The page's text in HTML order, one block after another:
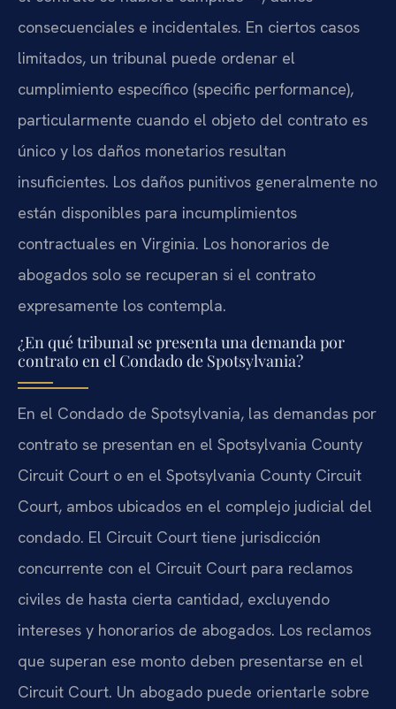
consecuenciales e incidentales. En ciertos casos
limitados, un tribunal puede ordenar el
cumplimiento específico (specific performance),
particularmente cuando el objeto del contrato es
único y los daños monetarios resultan
insuficientes. Los daños punitivos generalmente no
están disponibles para incumplimientos
contractuales en Virginia. Los honorarios de
abogados solo se recuperan si el contrato
expresamente los contempla.
¿En qué tribunal se presenta una demanda por
contrato en el Condado de Spotsylvania?
En el Condado de Spotsylvania, las demandas por
contrato se presentan en el Spotsylvania County
Circuit Court o en el Spotsylvania County Circuit
Court, ambos ubicados en el complejo judicial del
condado. El Circuit Court tiene jurisdicción
concurrente con el Circuit Court para reclamos
civiles de hasta cierta cantidad, excluyendo
intereses y honorarios de abogados. Los reclamos
que superan ese monto deben presentarse en el
Circuit Court. Un abogado puede orientarle sobre